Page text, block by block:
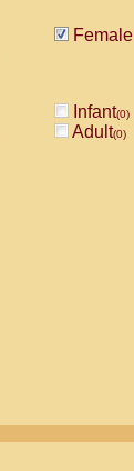
Female
Infant(0)
Adult(0)